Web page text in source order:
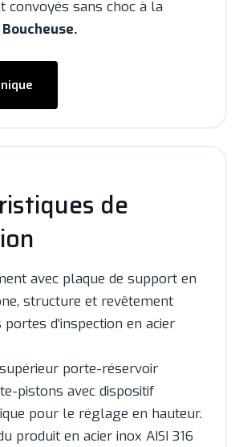
convoyés sans choc à la
de
avec plaque de support en
structure et revêtement
d’inspection en acier
porte-réservoir
pistons avec dispositif
pour le réglage en hauteur.
produit en acier inox AISI 316